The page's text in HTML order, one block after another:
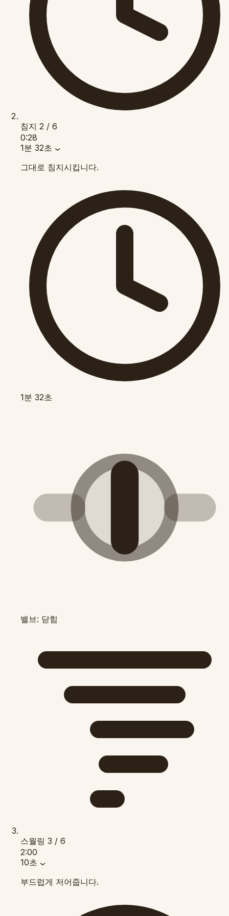
침지 2 / 6
0:28
1분 32초
그대로 침지시킵니다.
1분 32초
밸브: 닫힘
스월링 3 / 6
2:00
10초
부드럽게 저어줍니다.